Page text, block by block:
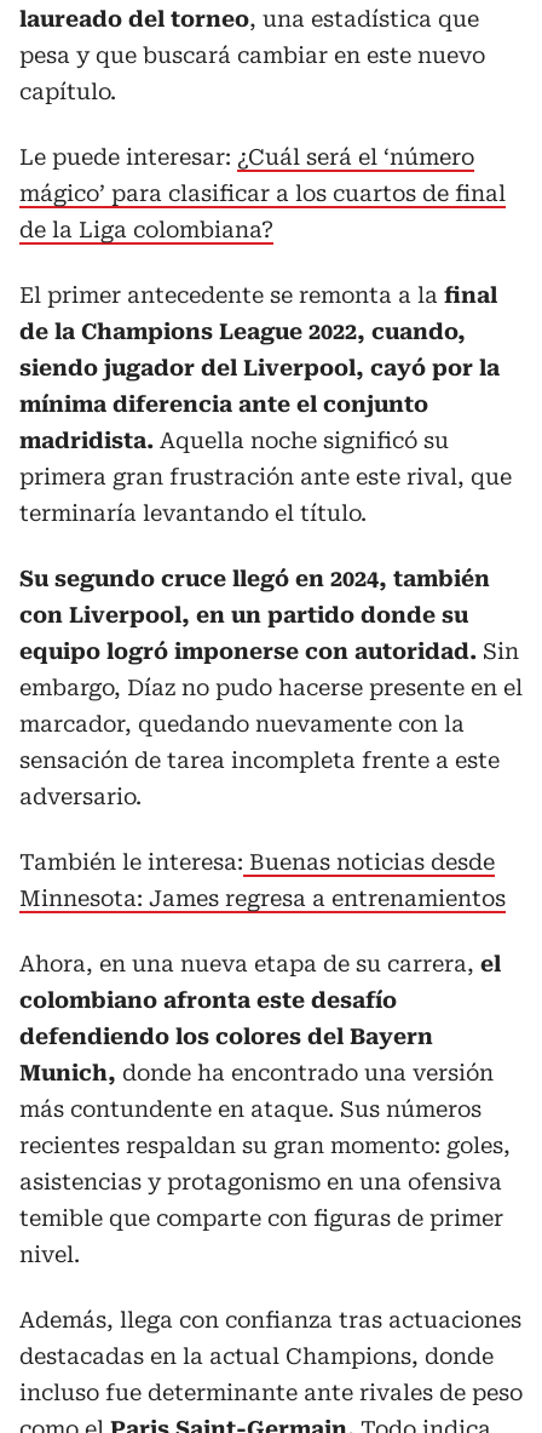
laureado del torneo, una estadística que
pesa y que buscará cambiar en este nuevo
capítulo.
Le puede interesar: ¿Cuál será el ‘número
mágico’ para clasificar a los cuartos de final
de la Liga colombiana?
El primer antecedente se remonta a la final
de la Champions League 2022, cuando,
siendo jugador del Liverpool, cayó por la
mínima diferencia ante el conjunto
madridista. Aquella noche significó su
primera gran frustración ante este rival, que
terminaría levantando el título.
Su segundo cruce llegó en 2024, también
con Liverpool, en un partido donde su
equipo logró imponerse con autoridad. Sin
embargo, Díaz no pudo hacerse presente en el
marcador, quedando nuevamente con la
sensación de tarea incompleta frente a este
adversario.
También le interesa: Buenas noticias desde
Minnesota: James regresa a entrenamientos
Ahora, en una nueva etapa de su carrera, el
colombiano afronta este desafío
defendiendo los colores del Bayern
Munich, donde ha encontrado una versión
más contundente en ataque. Sus números
recientes respaldan su gran momento: goles,
asistencias y protagonismo en una ofensiva
temible que comparte con figuras de primer
nivel.
Además, llega con confianza tras actuaciones
destacadas en la actual Champions, donde
incluso fue determinante ante rivales de peso